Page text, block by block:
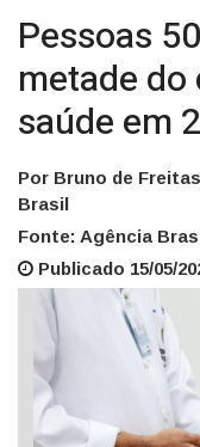
Pessoas
metade
saúde em
Por Bruno de
Brasil
Fonte: Agência
Publicado 15/05/